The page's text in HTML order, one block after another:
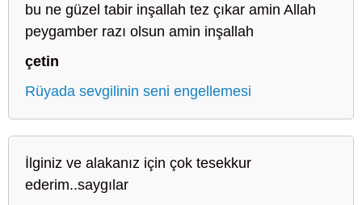
bu ne güzel tabir inşallah tez çıkar amin Allah
peygamber razı olsun amin inşallah
çetin
Rüyada sevgilinin seni engellemesi
İlginiz ve alakanız için çok tesekkur
ederim..saygılar